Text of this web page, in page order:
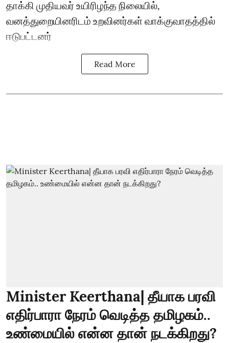
தாக்கி முதியவர் உயிரிழந்த நிலையில்,
வனத்துறையினரிடம் உறவினர்கள் வாக்குவாதத்தில்
ஈடுபட்டனர்
Read More
Minister Keerthana| தீயாக பரவி
எதிர்பாரா நேரம் வெடித்த தமிழகம்..
உண்மையில் என்ன தான் நடக்கிறது?